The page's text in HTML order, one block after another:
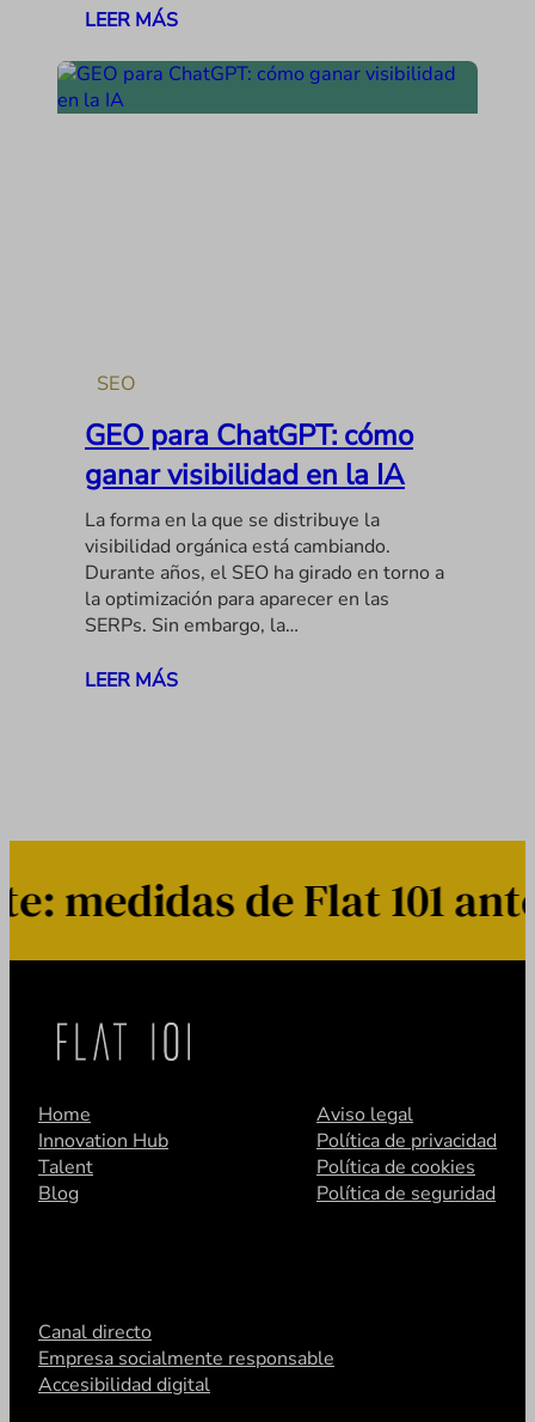
LEER MÁS
SEO
GEO para ChatGPT: cómo
ganar visibilidad en la IA
La forma en la que se distribuye la
visibilidad orgánica está cambiando.
Durante años, el SEO ha girado en torno a
la optimización para aparecer en las
SERPs. Sin embargo, la…
LEER MÁS
medidas de Flat 101
Home
Innovation Hub
Talent
Blog
Aviso legal
Política de privacidad
Política de cookies
Política de seguridad
Canal directo
Empresa socialmente responsable
Accesibilidad digital